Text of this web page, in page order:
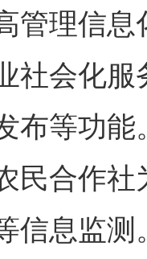
理信息
社会化
布等功
民合作
信息监